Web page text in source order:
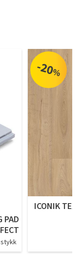
PAD
stykk
-20%
ICONIK